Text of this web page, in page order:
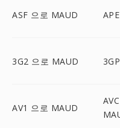
ASF 으로 MAUD
3G2 으로 MAUD
AV1 으로 MAUD